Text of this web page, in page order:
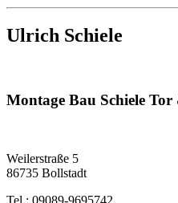
Ulrich Schiele
Montage Bau Schiele
Weilerstraße 5
86735 Bollstadt
Tel.: 09089-9695742